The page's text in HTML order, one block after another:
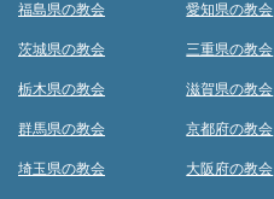
福島県の教会
茨城県の教会
栃木県の教会
群馬県の教会
埼玉県の教会
愛知県の教会
三重県の教会
滋賀県の教会
京都府の教会
大阪府の教会